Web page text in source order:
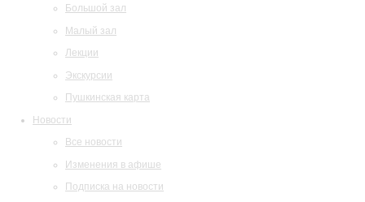
Большой зал
Малый зал
Лекции
Экскурсии
Пушкинская карта
Новости
Все новости
Изменения в афише
Подписка на новости